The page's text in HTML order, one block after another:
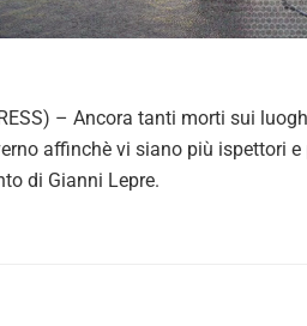
– Ancora tanti morti sui
affinchè vi siano più ispettori
di Gianni Lepre.